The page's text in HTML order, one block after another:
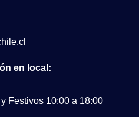
en local:
Festivos 10:00 a 18:00